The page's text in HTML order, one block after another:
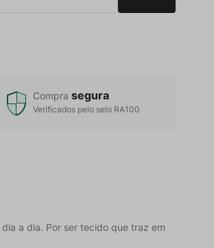
Compra segura
Verificados pelo selo RA100
a dia. Por ser tecido que traz em